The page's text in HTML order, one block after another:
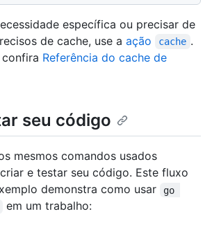
específica ou precisar de
de cache, use a ação cache .
confira Referência do cache de
seu código
mesmos comandos usados
e testar seu código. Este fluxo
demonstra como usar
go
em um trabalho: